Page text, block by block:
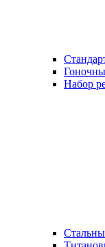
Набор